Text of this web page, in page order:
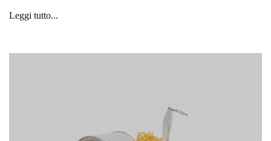
Leggi tutto...